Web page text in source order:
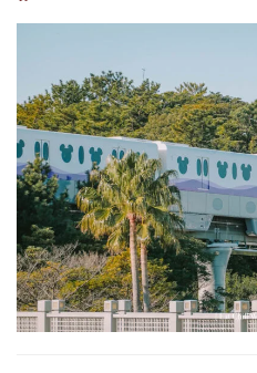
ที่สุดแล้ว เพราะจริงๆ ใช้เวลาแค่
ซึ่งสถานี Tokyo นี่ไม่ว่าจะอยู่ตรง
แลนด์ก็เหมือนทุกที่ในโตเกียวค่ะ
เลย ง่ายมากๆ มาถึง Maihama จ
ดิสนีย์ซีค่ะ
2. แท็กซี่/รถส่วนตัว อย่างที่ทรา
มากแต่อาจจะสะดวกสำหรับบาง
รถธรรมดาอยู่ที่ 2500 เยน และเ